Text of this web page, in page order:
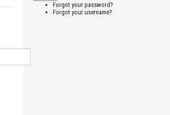
Forgot your password?
Forgot your username?